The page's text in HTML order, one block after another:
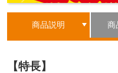
商品説明 商
【特長】